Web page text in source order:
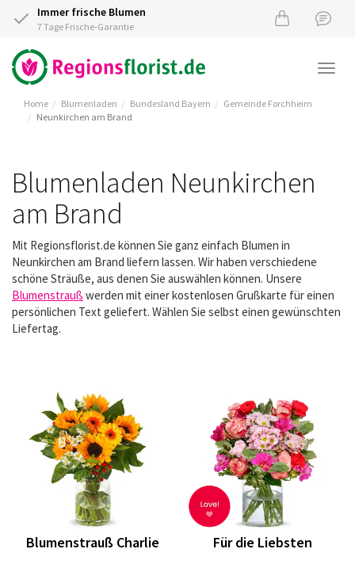
Immer frische Blumen
7 Tage Frische-Garantie
Home Blumenladen Bundesland Bayern
Gemeinde Forchheim
Neunkirchen am Brand
Blumenladen Neunkirchen
am Brand
Mit Regionsflorist.de können Sie ganz einfach Blumen in
Neunkirchen am Brand liefern lassen. Wir haben verschiedene
schöne Sträuße, aus denen Sie auswählen können. Unsere
Blumenstrauß werden mit einer kostenlosen Grußkarte für einen
persönlichen Text geliefert. Wählen Sie selbst einen gewünschten
Liefertag.
Blumenstrauß Charlie Für die Liebsten